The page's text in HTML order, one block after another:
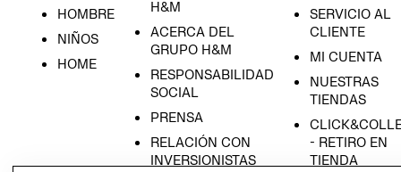
HOMBRE
NIÑOS
HOME
H&M
ACERCA DEL
GRUPO H&M
RESPONSABILIDAD
SOCIAL
PRENSA
RELACIÓN CON
INVERSIONISTAS
SERVICIO AL
CLIENTE
MI CUENTA
NUESTRAS
TIENDAS
- RETIRO EN
TIENDA